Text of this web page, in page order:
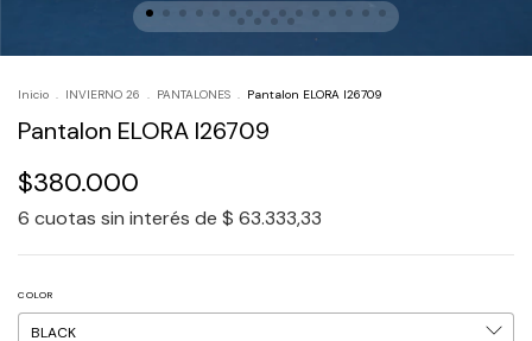
Inicio . INVIERNO 26 . PANTALONES . Pantalon ELORA I26709
Pantalon ELORA I26709
$380.000
6 cuotas sin interés de $ 63.333,33
COLOR